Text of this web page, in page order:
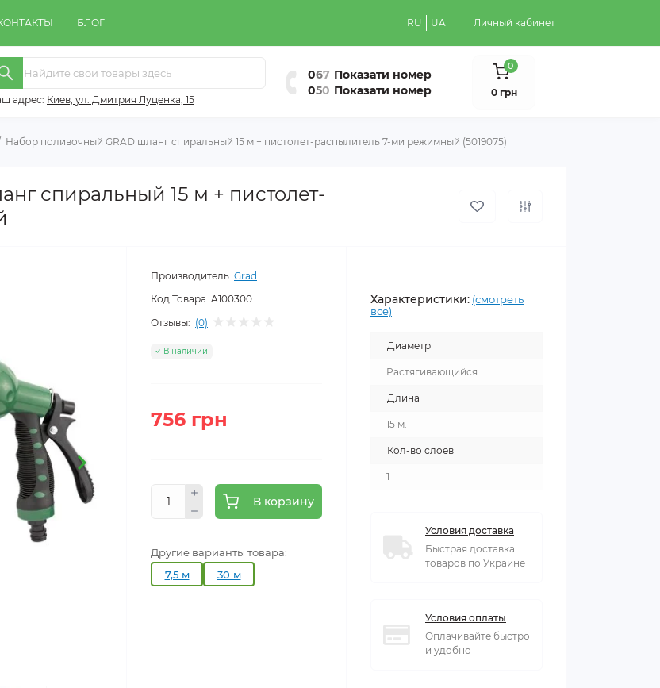
БЛОГ RU UA Личный кабинет
адрес: Киeв, ул. Дмитрия Луценка, 15
067 Показати номер
050 Показати номер
0
0 грн
Набор поливочный GRAD шланг спиральный 15 м + пистолет-распылитель 7-ми режимный (5019075)
спиральный 15 м + пистолет-
Производитель: Grad
Код Товара: A100300
Отзывы: (0)
В наличии
756 грн
В корзину
Другие варианты товара:
7,5 м
30 м
Характеристики: (смотреть
все)
Диаметр
Растягивающийся
Длина
15 м.
Кол-во слоев
1
Условия доставка
Быстрая доставка
товаров по Украине
Условия оплаты
Оплачивайте быстро
и удобно